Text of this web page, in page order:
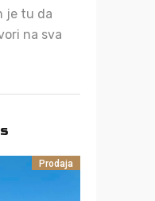
je tu da
na sva
Prodaja